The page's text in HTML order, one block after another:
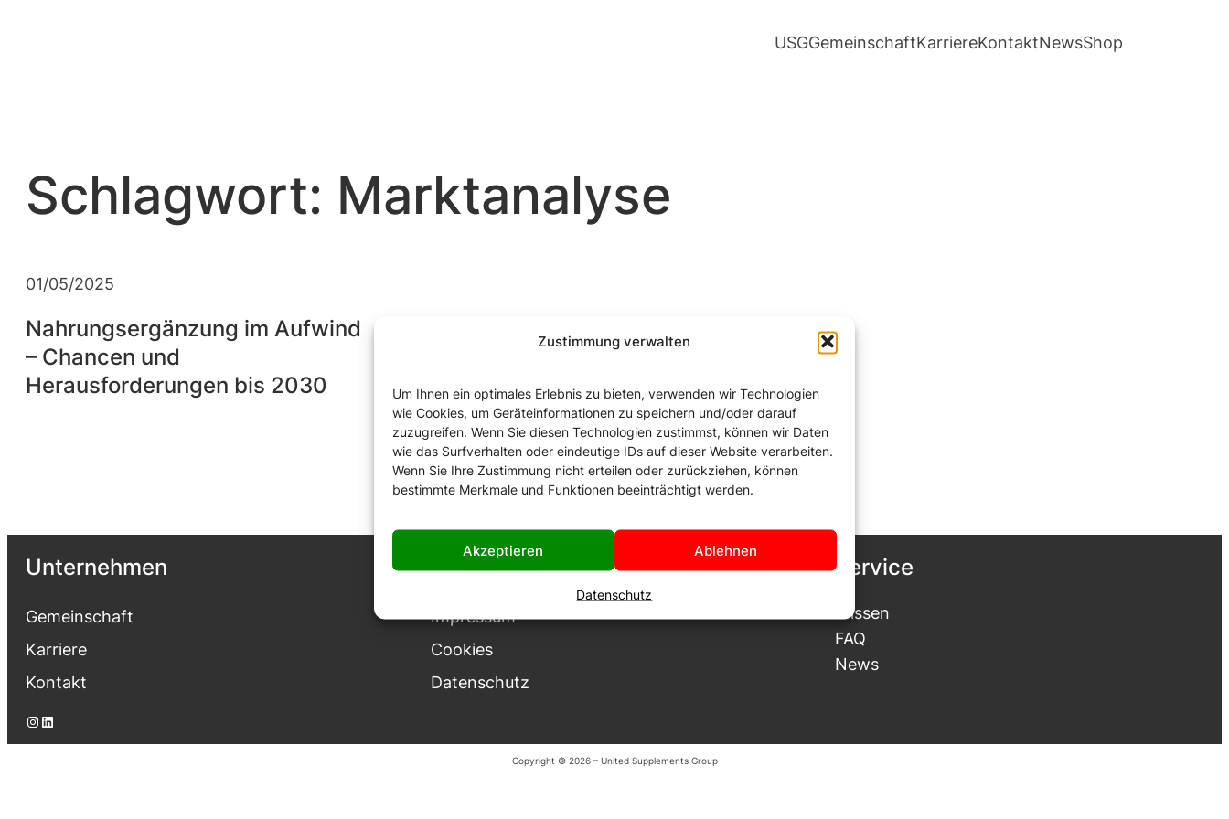
Zustimmung verwalten
Um Ihnen ein optimales Erlebnis zu bieten, verwenden wir Technologien
wie Cookies, um Geräteinformationen zu speichern und/oder darauf
zuzugreifen. Wenn Sie diesen Technologien zustimmst, können wir Daten
wie das Surfverhalten oder eindeutige IDs auf dieser Website verarbeiten.
Wenn Sie Ihre Zustimmung nicht erteilen oder zurückziehen, können
bestimmte Merkmale und Funktionen beeinträchtigt werden.
Akzeptieren Ablehnen
Datenschutz
USGGemeinschaftKarriereKontaktNewsShop
Schlagwort: Marktanalyse
01/05/2025
Nahrungsergänzung im Aufwind
– Chancen und
Herausforderungen bis 2030
Unternehmen
Gemeinschaft
Karriere
Kontakt
Instagram LinkedIn
Rechtliches
Impressum
Cookies
Datenschutz
Service
Wissen
FAQ
News
Copyright © 2026 – United Supplements Group